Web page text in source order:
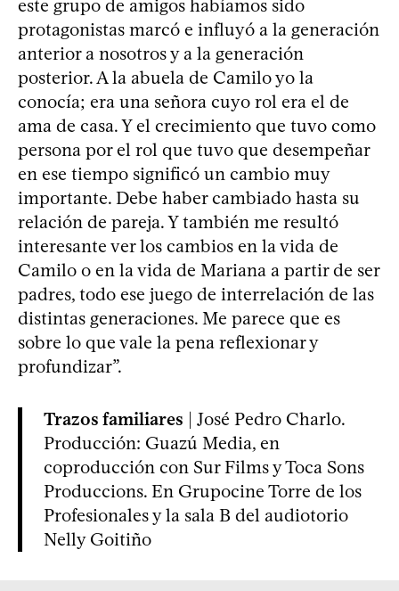
este grupo de amigos habíamos sido
protagonistas marcó e influyó a la generación
anterior a nosotros y a la generación
posterior. A la abuela de Camilo yo la
conocía; era una señora cuyo rol era el de
ama de casa. Y el crecimiento que tuvo como
persona por el rol que tuvo que desempeñar
en ese tiempo significó un cambio muy
importante. Debe haber cambiado hasta su
relación de pareja. Y también me resultó
interesante ver los cambios en la vida de
Camilo o en la vida de Mariana a partir de ser
padres, todo ese juego de interrelación de las
distintas generaciones. Me parece que es
sobre lo que vale la pena reflexionar y
profundizar”.
Trazos familiares | José Pedro Charlo.
Producción: Guazú Media, en
coproducción con Sur Films y Toca Sons
Produccions. En Grupocine Torre de los
Profesionales y la sala B del audiotorio
Nelly Goitiño